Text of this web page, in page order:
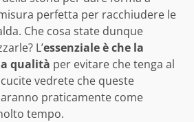
perfetta per racchiudere le
Che cosa state dunque
L’essenziale è che la
qualità per evitare che tenga al
vedrete che queste
praticamente come
tempo.